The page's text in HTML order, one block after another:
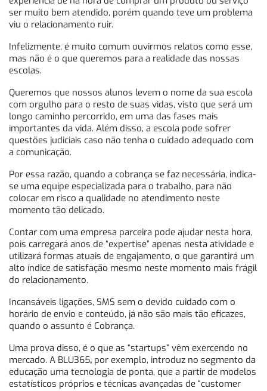
ser muito bem atendido, porém quando teve um problema
viu o relacionamento ruir.
Infelizmente, é muito comum ouvirmos relatos como esse,
mas não é o que queremos para a realidade das nossas
escolas.
Queremos que nossos alunos levem o nome da sua escola
com orgulho para o resto de suas vidas, visto que será um
longo caminho percorrido, em uma das fases mais
importantes da vida. Além disso, a escola pode sofrer
questões judiciais caso não tenha o cuidado adequado com
a comunicação.
Por essa razão, quando a cobrança se faz necessária, indica-
se uma equipe especializada para o trabalho, para não
colocar em risco a qualidade no atendimento neste
momento tão delicado.
Contar com uma empresa parceira pode ajudar nesta hora,
pois carregará anos de “expertise” apenas nesta atividade e
utilizará formas atuais de engajamento, o que garantirá um
alto índice de satisfação mesmo neste momento mais frágil
do relacionamento.
Incansáveis ligações, SMS sem o devido cuidado com o
horário de envio e conteúdo, já não são mais tão eficazes,
quando o assunto é Cobrança.
Uma prova disso, é o que as “startups” vêm exercendo no
mercado. A BLU365, por exemplo, introduz no segmento da
educação uma tecnologia de ponta, que a partir de modelos
estatísticos próprios e técnicas avançadas de “customer